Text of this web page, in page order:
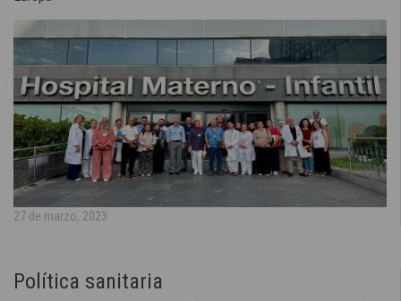
27 de marzo, 2023
Política sanitaria